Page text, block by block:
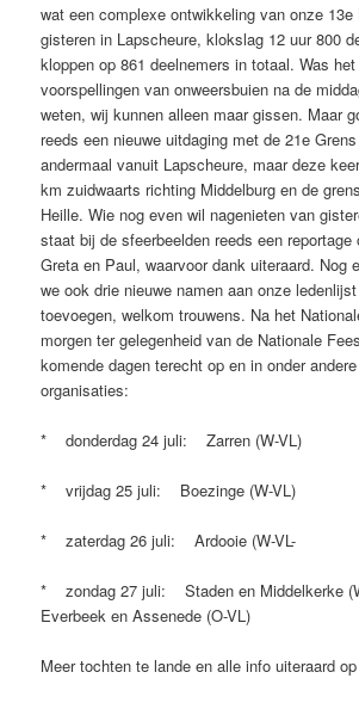
wat een complexe ontwikkeling van onze 13e
gisteren in Lapscheure, klokslag 12 uur 800
kloppen op 861 deelnemers in totaal. Was
voorspellingen van onweersbuien na de
weten, wij kunnen alleen maar gissen. Maar
reeds een nieuwe uitdaging met de 21e
andermaal vanuit Lapscheure, maar deze
km zuidwaarts richting Middelburg en de
Heille. Wie nog even wil nagenieten van
staat bij de sfeerbeelden reeds een reportage
Greta en Paul, waarvoor dank uiteraard. Nog
we ook drie nieuwe namen aan onze
toevoegen, welkom trouwens. Na het
morgen ter gelegenheid van de Nationale
komende dagen terecht op en in onder
organisaties:
* donderdag 24 juli: Zarren (W-VL)
* vrijdag 25 juli: Boezinge (W-VL)
* zaterdag 26 juli: Ardooie (W-VL-
* zondag 27 juli: Staden en Middelkerke
Everbeek en Assenede (O-VL)
Meer tochten te lande en alle info uiteraard